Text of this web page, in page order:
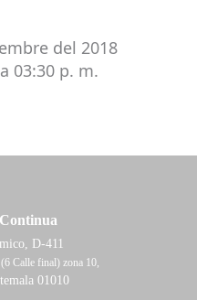
del 2018
03:30 p. m.
D-411
(6 Calle final) zona 10,
01010